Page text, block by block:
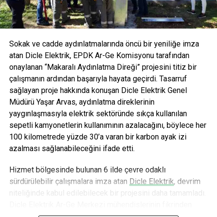
kategorisinde devrim yaratmayı hedefliyor.
Sokak ve cadde aydınlatmalarında öncü bir yeniliğe imza
atan Dicle Elektrik, EPDK Ar-Ge Komisyonu tarafından
onaylanan “Makaralı Aydınlatma Direği” projesini titiz bir
çalışmanın ardından başarıyla hayata geçirdi. Tasarruf
sağlayan proje hakkında konuşan Dicle Elektrik Genel
Müdürü Yaşar Arvas, aydınlatma direklerinin
yaygınlaşmasıyla elektrik sektöründe sıkça kullanılan
sepetli kamyonetlerin kullanımının azalacağını, böylece her
100 kilometrede yüzde 30’a varan bir karbon ayak izi
azalması sağlanabileceğini ifade etti.
Hizmet bölgesinde bulunan 6 ilde çevre odaklı
sürdürülebilir çalışmalara imza atan Dicle Elektrik, devrim
niteliğinde kabul edilebilecek bir projesini daha tamamladı.